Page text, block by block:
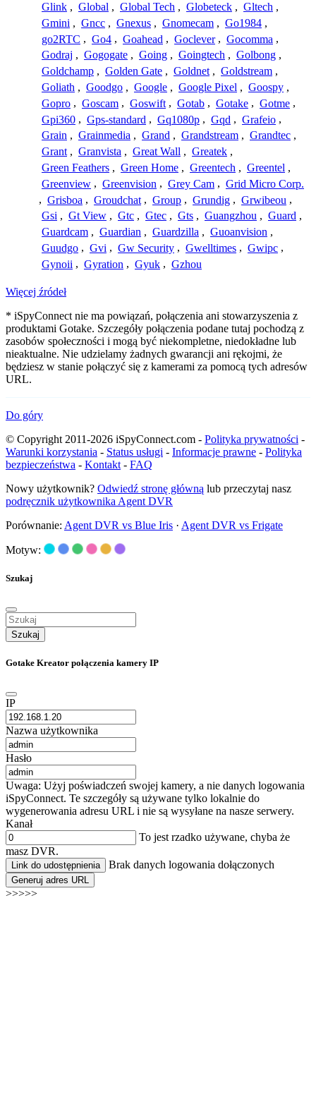
Glink , Global , Global Tech , Globeteck , Gltech ,
Gmini , Gncc , Gnexus , Gnomecam , Go1984 ,
go2RTC , Go4 , Goahead , Goclever , Gocomma ,
Godraj , Gogogate , Going , Goingtech , Golbong ,
Goldchamp , Golden Gate , Goldnet , Goldstream ,
Goliath , Goodgo , Google , Google Pixel , Goospy ,
Gopro , Goscam , Goswift , Gotab , Gotake , Gotme ,
Gpi360 , Gps-standard , Gq1080p , Gqd , Grafeio ,
Grain , Grainmedia , Grand , Grandstream , Grandtec ,
Grant , Granvista , Great Wall , Greatek ,
Green Feathers , Green Home , Greentech , Greentel ,
Greenview , Greenvision , Grey Cam , Grid Micro Corp.
, Grisboa , Groudchat , Group , Grundig , Grwibeou ,
Gsi , Gt View , Gtc , Gtec , Gts , Guangzhou , Guard ,
Guardcam , Guardian , Guardzilla , Guoanvision ,
Guudgo , Gvi , Gw Security , Gwelltimes , Gwipc ,
Gynoii , Gyration , Gyuk , Gzhou
Więcej źródeł
* iSpyConnect nie ma powiązań, połączenia ani stowarzyszenia z
produktami Gotake. Szczegóły połączenia podane tutaj pochodzą z
zasobów społeczności i mogą być niekompletne, niedokładne lub
nieaktualne. Nie udzielamy żadnych gwarancji ani rękojmi, że
będziesz w stanie połączyć się z kamerami za pomocą tych adresów
URL.
Do góry
© Copyright 2011-2026 iSpyConnect.com - Polityka prywatności -
Warunki korzystania - Status usługi - Informacje prawne - Polityka
bezpieczeństwa - Kontakt - FAQ
Nowy użytkownik? Odwiedź stronę główną lub przeczytaj nasz
podręcznik użytkownika Agent DVR
Porównanie: Agent DVR vs Blue Iris · Agent DVR vs Frigate
Motyw:
Szukaj
Szukaj
Gotake Kreator połączenia kamery IP
IP
Nazwa użytkownika
Hasło
Uwaga: Użyj poświadczeń swojej kamery, a nie danych logowania
iSpyConnect. Te szczegóły są używane tylko lokalnie do
wygenerowania adresu URL i nie są wysyłane na nasze serwery.
Kanał
To jest rzadko używane, chyba że
masz DVR.
Link do udostępnienia Brak danych logowania dołączonych
Generuj adres URL
>>>>>